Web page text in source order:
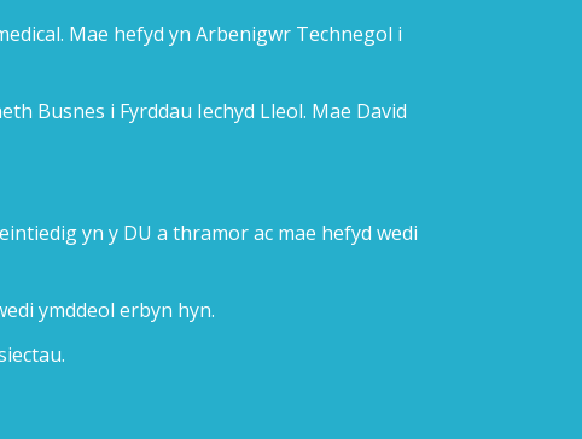
Mae hefyd yn Arbenigwr Technegol i
Busnes i Fyrddau Iechyd Lleol. Mae David
yn y DU a thramor ac mae hefyd wedi
ymddeol erbyn hyn.